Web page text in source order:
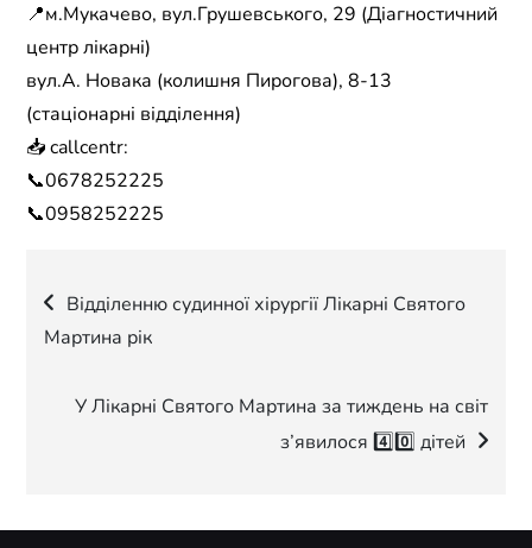
📍м.Мукачево, вул.Грушевського, 29 (Діагностичний
центр лікарні)
вул.А. Новака (колишня Пирогова), 8-13
(стаціонарні відділення)
📥 callcentr:
📞0678252225
📞0958252225
Навігація
записів
Відділенню судинної хірургії Лікарні Святого
Мартина рік
У Лікарні Святого Мартина за тиждень на світ
з’явилося 4️⃣0️⃣ дітей